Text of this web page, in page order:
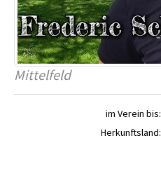
Mittelfeld
im Verein bis:
Herkunftsland: